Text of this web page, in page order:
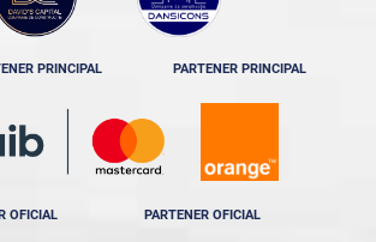
PRINCIPAL PARTENER PRINCIPAL
OFICIAL PARTENER OFICIAL